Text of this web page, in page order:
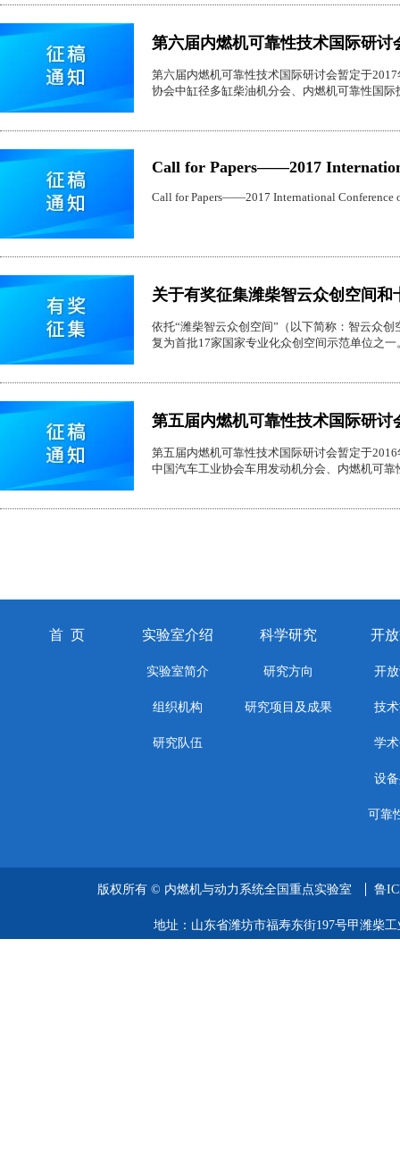
第六届内燃机可靠性技术国际研讨
第六届内燃机可靠性技术国际研讨会暂定于
协会中缸径多缸柴油机分会、内燃机可靠性国
Call for Papers——2017
Call for Papers——2017 International Conference
关于有奖征集潍柴智云众创空间
依托“潍柴智云众创空间”（以下简称：智云众
复为首批17家国家专业化众创空间示范单位之一
第五届内燃机可靠性技术国际研讨
第五届内燃机可靠性技术国际研讨会暂定于
中国汽车工业协会车用发动机分会、内燃机可
首 页 实验室介绍
实验室简介
组织机构
研究队伍
科学研究
研究方向
研究项目及成果
开
开
技
学
设
可靠
版权所有 © 内燃机与动力系统全国重点实验室 鲁
地址：山东省潍坊市福寿东街197号甲潍柴